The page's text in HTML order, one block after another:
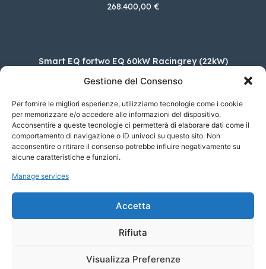
Gestione del Consenso
Per fornire le migliori esperienze, utilizziamo tecnologie come i cookie
per memorizzare e/o accedere alle informazioni del dispositivo.
Acconsentire a queste tecnologie ci permetterà di elaborare dati come il
comportamento di navigazione o ID univoci su questo sito. Non
acconsentire o ritirare il consenso potrebbe influire negativamente su
alcune caratteristiche e funzioni.
Manage services
Accetta
Rifiuta
Visualizza Preferenze
268.400,00 €
Smart EQ fortwo EQ 60kW Racingrey (22kW)
Cupra Formentor 2.5 TSI VZ5 DSG 4Drive
70.150,00 €
KIA Sportage 1.6 TGDI HEV GT-LINE 2WD
AUTO